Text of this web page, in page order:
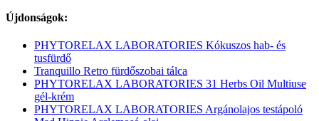
Újdonságok:
PHYTORELAX LABORATORIES Kókuszos hab- és
tusfürdő
Tranquillo Retro fürdőszobai tálca
PHYTORELAX LABORATORIES 31 Herbs Oil Multiuse
gél-krém
PHYTORELAX LABORATORIES Argánolajos testápoló